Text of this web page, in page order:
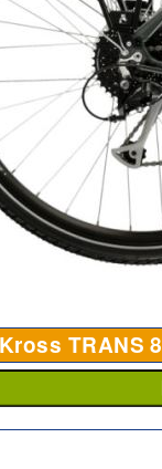
Kross TRANS